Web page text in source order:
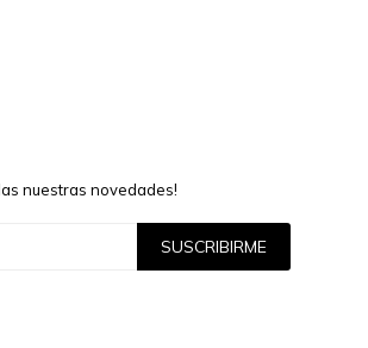
nuestras novedades!
SUSCRIBIRME